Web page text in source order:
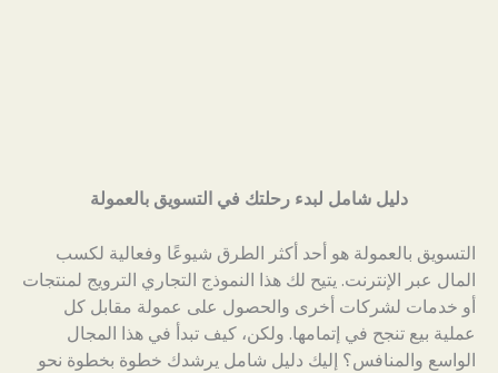
دليل شامل لبدء رحلتك في التسويق بالعمولة
التسويق بالعمولة هو أحد أكثر الطرق شيوعًا وفعالية لكسب
المال عبر الإنترنت. يتيح لك هذا النموذج التجاري الترويج لمنتجات
أو خدمات لشركات أخرى والحصول على عمولة مقابل كل
عملية بيع تنجح في إتمامها. ولكن، كيف تبدأ في هذا المجال
الواسع والمنافس؟ إليك دليل شامل يرشدك خطوة بخطوة نحو